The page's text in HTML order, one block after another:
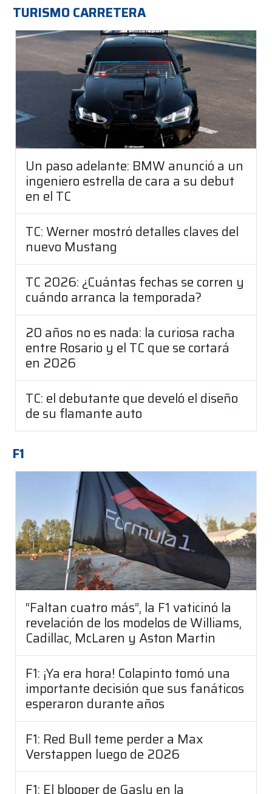
TURISMO CARRETERA
Un paso adelante: BMW anunció a un
ingeniero estrella de cara a su debut
en el TC
TC: Werner mostró detalles claves del
nuevo Mustang
TC 2026: ¿Cuántas fechas se corren y
cuándo arranca la temporada?
20 años no es nada: la curiosa racha
entre Rosario y el TC que se cortará
en 2026
TC: el debutante que develó el diseño
de su flamante auto
F1
“Faltan cuatro más”, la F1 vaticinó la
revelación de los modelos de Williams,
Cadillac, McLaren y Aston Martin
F1: ¡Ya era hora! Colapinto tomó una
importante decisión que sus fanáticos
esperaron durante años
F1: Red Bull teme perder a Max
Verstappen luego de 2026
F1: El blooper de Gasly en la